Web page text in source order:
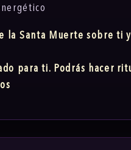
la Santa Muerte sobre ti
para ti. Podrás hacer